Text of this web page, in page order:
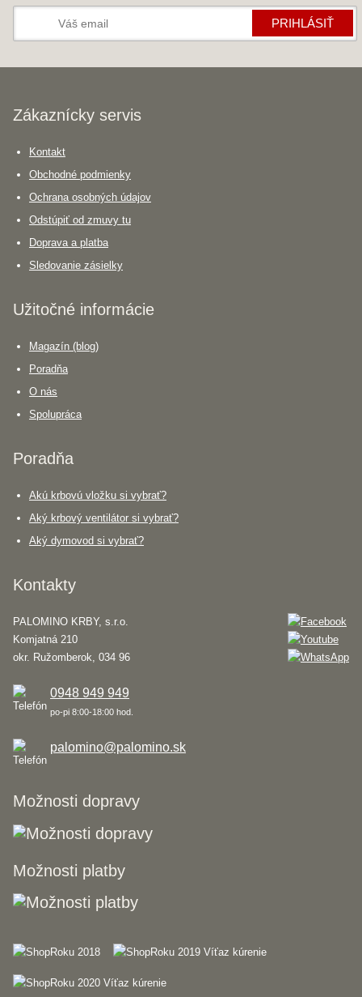
PRIHLÁSIŤ
Zákaznícky servis
Kontakt
Obchodné podmienky
Ochrana osobných údajov
Odstúpiť od zmuvy tu
Doprava a platba
Sledovanie zásielky
Užitočné informácie
Magazín (blog)
Poradňa
O nás
Spolupráca
Poradňa
Akú krbovú vložku si vybrať?
Aký krbový ventilátor si vybrať?
Aký dymovod si vybrať?
Kontakty
PALOMINO KRBY, s.r.o.
Komjatná 210
okr. Ružomberok, 034 96
0948 949 949
po-pi 8:00-18:00 hod.
palomino@palomino.sk
Možnosti dopravy
Možnosti platby